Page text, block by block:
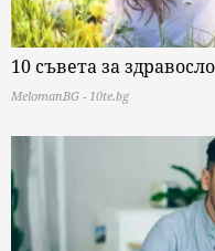
10 съвета за
MelomanBG - 10te.bg